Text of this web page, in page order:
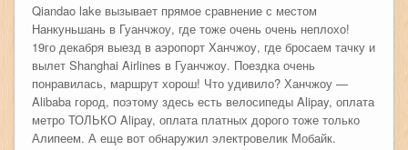
Qiandao lake вызывает прямое сравнение с местом
Нанкуньшань в Гуанчжоу, где тоже очень очень неплохо!
19го декабря выезд в аэропорт Ханчжоу, где бросаем тачку и
вылет Shanghai Airlines в Гуанчжоу. Поездка очень
понравилась, маршрут хорош! Что удивило? Ханчжоу —
Alibaba город, поэтому здесь есть велосипеды Alipay, оплата
метро ТОЛЬКО Alipay, оплата платных дорого тоже только
Алипеем. А еще вот обнаружил электровелик Мобайк.